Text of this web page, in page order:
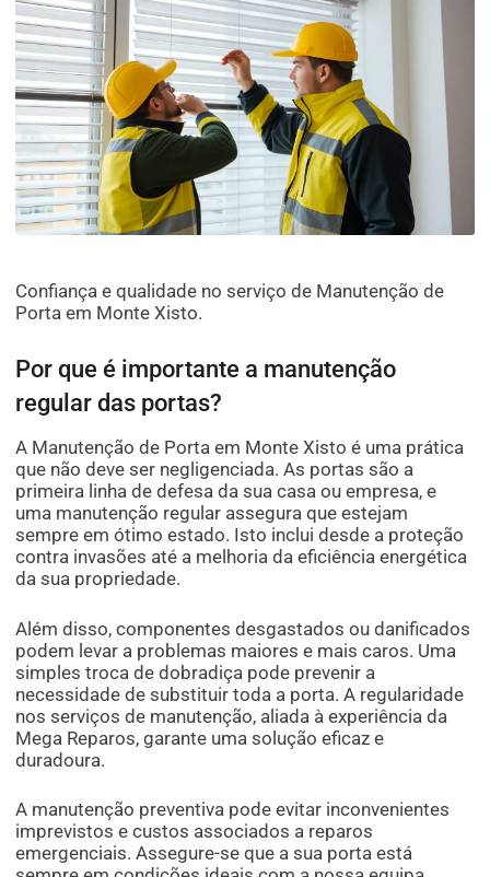
Confiança e qualidade no serviço de Manutenção de
Porta em Monte Xisto.
Por que é importante a manutenção
regular das portas?
A Manutenção de Porta em Monte Xisto é uma prática
que não deve ser negligenciada. As portas são a
primeira linha de defesa da sua casa ou empresa, e
uma manutenção regular assegura que estejam
sempre em ótimo estado. Isto inclui desde a proteção
contra invasões até a melhoria da eficiência energética
da sua propriedade.
Além disso, componentes desgastados ou danificados
podem levar a problemas maiores e mais caros. Uma
simples troca de dobradiça pode prevenir a
necessidade de substituir toda a porta. A regularidade
nos serviços de manutenção, aliada à experiência da
Mega Reparos, garante uma solução eficaz e
duradoura.
A manutenção preventiva pode evitar inconvenientes
imprevistos e custos associados a reparos
emergenciais. Assegure-se que a sua porta está